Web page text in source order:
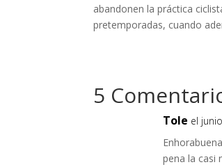
abandonen la práctica
pretemporadas, cuando
5
Tole el
pena la casi